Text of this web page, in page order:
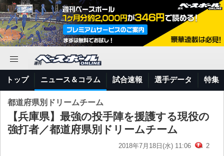
トップ ニュース＆コラム 試合速報 選手データ 特集
都道府県別ドリームチーム
【兵庫県】最強の投手陣を援護する現役の
強打者／都道府県別ドリームチーム
2018年7月18日(水) 11:06 2